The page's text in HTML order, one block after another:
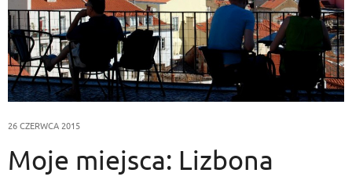
26 CZERWCA 2015
Moje miejsca: Lizbona